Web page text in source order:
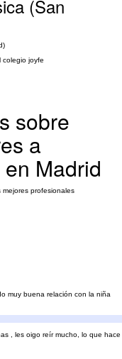
(San
colegio joyfe
sobre
a
Madrid
profesionales
muy buena relación con la niña
, les oigo reír mucho, lo que hace